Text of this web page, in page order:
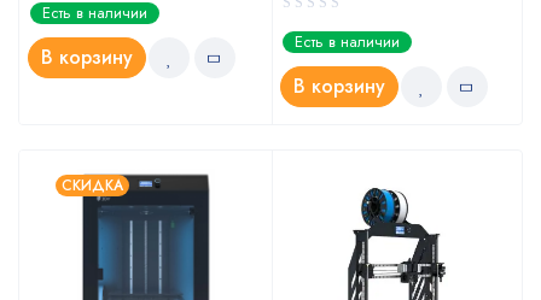
Есть в наличии
В корзину
Есть в наличии
В корзину
СКИДКА